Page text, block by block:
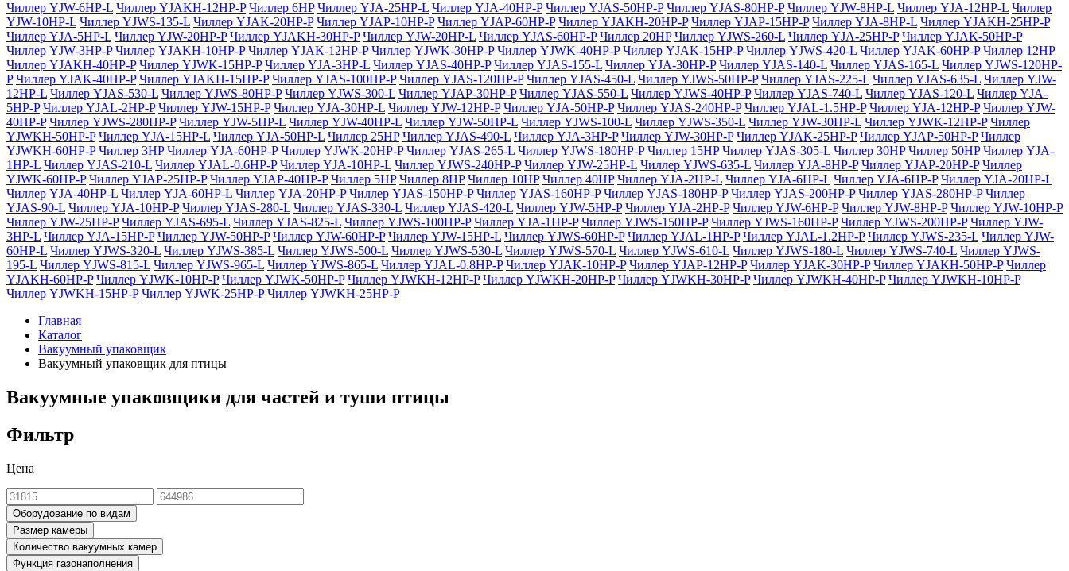
Чиллер YJW-6HP-L Чиллер YJAKH-12HP-P Чиллер 6HP Чиллер YJA-25HP-L Чиллер YJA-40HP-P Чиллер YJAS-50HP-P Чиллер YJAS-80HP-P Чиллер YJW-8HP-L Чиллер YJA-12HP-L Чиллер
YJW-10HP-L Чиллер YJWS-135-L Чиллер YJAK-20HP-P Чиллер YJAP-10HP-P Чиллер YJAP-60HP-P Чиллер YJAKH-20HP-P Чиллер YJAP-15HP-P Чиллер YJA-8HP-L Чиллер YJAKH-25HP-P
Чиллер YJA-5HP-L Чиллер YJW-20HP-P Чиллер YJAKH-30HP-P Чиллер YJW-20HP-L Чиллер YJAS-60HP-P Чиллер 20HP Чиллер YJWS-260-L Чиллер YJA-25HP-P Чиллер YJAK-50HP-P
Чиллер YJW-3HP-P Чиллер YJAKH-10HP-P Чиллер YJAK-12HP-P Чиллер YJWK-30HP-P Чиллер YJWK-40HP-P Чиллер YJAK-15HP-P Чиллер YJWS-420-L Чиллер YJAK-60HP-P Чиллер 12HP
Чиллер YJAKH-40HP-P Чиллер YJWK-15HP-P Чиллер YJA-3HP-L Чиллер YJAS-40HP-P Чиллер YJAS-155-L Чиллер YJA-30HP-P Чиллер YJAS-140-L Чиллер YJAS-165-L Чиллер YJWS-120HP-
P Чиллер YJAK-40HP-P Чиллер YJAKH-15HP-P Чиллер YJAS-100HP-P Чиллер YJAS-120HP-P Чиллер YJAS-450-L Чиллер YJWS-50HP-P Чиллер YJAS-225-L Чиллер YJAS-635-L Чиллер YJW-
12HP-L Чиллер YJAS-530-L Чиллер YJWS-80HP-P Чиллер YJWS-300-L Чиллер YJAP-30HP-P Чиллер YJAS-550-L Чиллер YJWS-40HP-P Чиллер YJAS-740-L Чиллер YJAS-120-L Чиллер YJA-
5HP-P Чиллер YJAL-2HP-P Чиллер YJW-15HP-P Чиллер YJA-30HP-L Чиллер YJW-12HP-P Чиллер YJA-50HP-P Чиллер YJAS-240HP-P Чиллер YJAL-1.5HP-P Чиллер YJA-12HP-P Чиллер YJW-
40HP-P Чиллер YJWS-280HP-P Чиллер YJW-5HP-L Чиллер YJW-40HP-L Чиллер YJW-50HP-L Чиллер YJWS-100-L Чиллер YJWS-350-L Чиллер YJW-30HP-L Чиллер YJWK-12HP-P Чиллер
YJWKH-50HP-P Чиллер YJA-15HP-L Чиллер YJA-50HP-L Чиллер 25HP Чиллер YJAS-490-L Чиллер YJA-3HP-P Чиллер YJW-30HP-P Чиллер YJAK-25HP-P Чиллер YJAP-50HP-P Чиллер
YJWKH-60HP-P Чиллер 3HP Чиллер YJA-60HP-P Чиллер YJWK-20HP-P Чиллер YJAS-265-L Чиллер YJWS-180HP-P Чиллер 15HP Чиллер YJAS-305-L Чиллер 30HP Чиллер 50HP Чиллер YJA-
1HP-L Чиллер YJAS-210-L Чиллер YJAL-0.6HP-P Чиллер YJA-10HP-L Чиллер YJWS-240HP-P Чиллер YJW-25HP-L Чиллер YJWS-635-L Чиллер YJA-8HP-P Чиллер YJAP-20HP-P Чиллер
YJWK-60HP-P Чиллер YJAP-25HP-P Чиллер YJAP-40HP-P Чиллер 5HP Чиллер 8HP Чиллер 10HP Чиллер 40HP Чиллер YJA-2HP-L Чиллер YJA-6HP-L Чиллер YJA-6HP-P Чиллер YJA-20HP-L
Чиллер YJA-40HP-L Чиллер YJA-60HP-L Чиллер YJA-20HP-P Чиллер YJAS-150HP-P Чиллер YJAS-160HP-P Чиллер YJAS-180HP-P Чиллер YJAS-200HP-P Чиллер YJAS-280HP-P Чиллер
YJAS-90-L Чиллер YJA-10HP-P Чиллер YJAS-280-L Чиллер YJAS-330-L Чиллер YJAS-420-L Чиллер YJW-5HP-P Чиллер YJA-2HP-P Чиллер YJW-6HP-P Чиллер YJW-8HP-P Чиллер YJW-10HP-P
Чиллер YJW-25HP-P Чиллер YJAS-695-L Чиллер YJAS-825-L Чиллер YJWS-100HP-P Чиллер YJA-1HP-P Чиллер YJWS-150HP-P Чиллер YJWS-160HP-P Чиллер YJWS-200HP-P Чиллер YJW-
3HP-L Чиллер YJA-15HP-P Чиллер YJW-50HP-P Чиллер YJW-60HP-P Чиллер YJW-15HP-L Чиллер YJWS-60HP-P Чиллер YJAL-1HP-P Чиллер YJAL-1.2HP-P Чиллер YJWS-235-L Чиллер YJW-
60HP-L Чиллер YJWS-320-L Чиллер YJWS-385-L Чиллер YJWS-500-L Чиллер YJWS-530-L Чиллер YJWS-570-L Чиллер YJWS-610-L Чиллер YJWS-180-L Чиллер YJWS-740-L Чиллер YJWS-
195-L Чиллер YJWS-815-L Чиллер YJWS-965-L Чиллер YJWS-865-L Чиллер YJAL-0.8HP-P Чиллер YJAK-10HP-P Чиллер YJAP-12HP-P Чиллер YJAK-30HP-P Чиллер YJAKH-50HP-P Чиллер
YJAKH-60HP-P Чиллер YJWK-10HP-P Чиллер YJWK-50HP-P Чиллер YJWKH-12HP-P Чиллер YJWKH-20HP-P Чиллер YJWKH-30HP-P Чиллер YJWKH-40HP-P Чиллер YJWKH-10HP-P
Чиллер YJWKH-15HP-P Чиллер YJWK-25HP-P Чиллер YJWKH-25HP-P
Главная
Каталог
Вакуумный упаковщик
Вакуумный упаковщик для птицы
Вакуумные упаковщики для частей и туши птицы
Фильтр
Цена
Оборудование по видам
Размер камеры
Количество вакуумных камер
Функция газонаполнения